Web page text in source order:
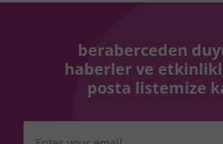
beraberceden
haberler ve
posta listemize